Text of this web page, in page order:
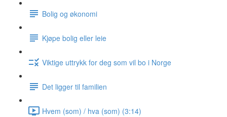
Bolig og økonomi
Kjøpe bolig eller leie
Viktige uttrykk for deg som vil bo i Norge
Det ligger til familien
Hvem (som) / hva (som) (3:14)